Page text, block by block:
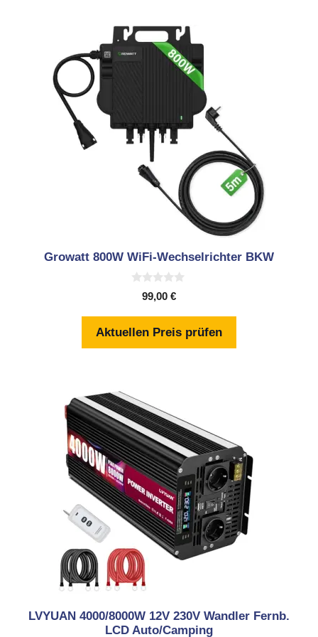
Growatt 800W WiFi-Wechselrichter BKW
5
99,00 €
Aktuellen Preis prüfen
LVYUAN 4000/8000W 12V 230V Wandler Fernb.
LCD Auto/Camping